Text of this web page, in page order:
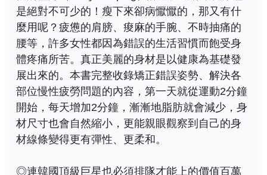
是絕對不可少的！瘦下來卻病懨懨的，那又有什
麼用呢？疲憊的肩膀、痠麻的手腕、不時抽痛的
腰等，許多女性都因為錯誤的生活習慣而飽受身
體疼痛所苦。真正美麗的身材是以健康為基礎發
展出來的。本書完整收錄矯正錯誤姿勢、解決各
部位慢性疲勞問題的內容，第一天就從運動2分鐘
開始，每天增加2分鐘，漸漸地脂肪就會減少，身
材尺寸也會自然縮小，更能親眼觀察到自己的身
材線條變得更有彈性、更柔和。
◎連韓國頂級巨星也必須排隊才能上的價值百萬